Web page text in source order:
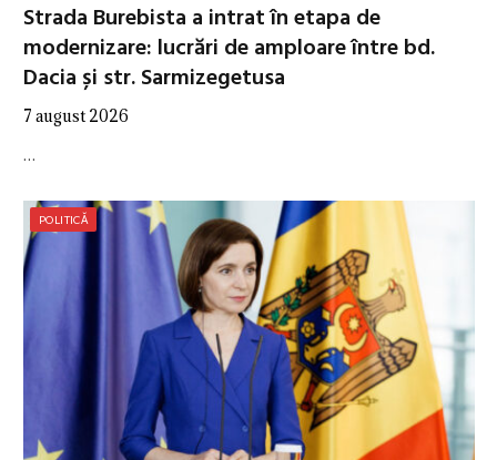
Strada Burebista a intrat în etapa de
modernizare: lucrări de amploare între bd.
Dacia și str. Sarmizegetusa
7 august 2026
…
POLITICĂ